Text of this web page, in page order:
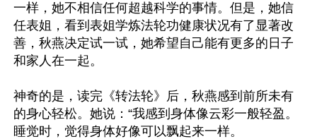
一样，她不相信任何超越科学的事情。但是，她信
任表姐，看到表姐学炼法轮功健康状况有了显著改
善，秋燕决定试一试，她希望自己能有更多的日子
和家人在一起。
神奇的是，读完《转法轮》后，秋燕感到前所未有
的身心轻松。她说：“我感到身体像云彩一般轻盈。
睡觉时，觉得身体好像可以飘起来一样。